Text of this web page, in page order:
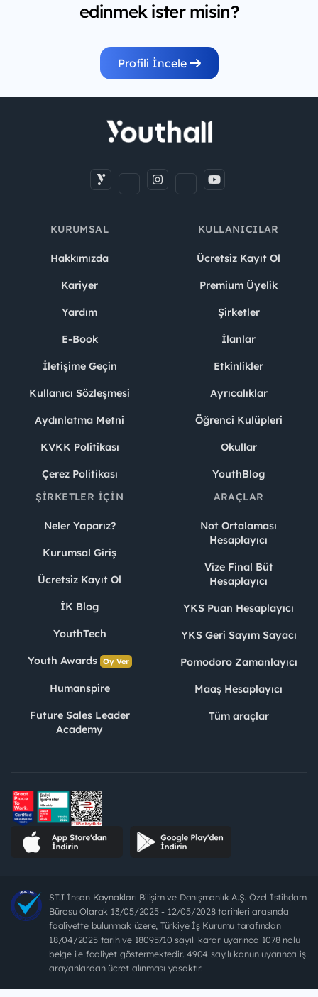
edinmek ister misin?
Profili İncele
KURUMSAL
Hakkımızda
Kariyer
Yardım
E-Book
İletişime Geçin
Kullanıcı Sözleşmesi
Aydınlatma Metni
KVKK Politikası
Çerez Politikası
KULLANICILAR
Ücretsiz Kayıt Ol
Premium Üyelik
Şirketler
İlanlar
Etkinlikler
Ayrıcalıklar
Öğrenci Kulüpleri
Okullar
YouthBlog
ŞIRKETLER İÇIN
Neler Yaparız?
Kurumsal Giriş
Ücretsiz Kayıt Ol
İK Blog
YouthTech
Youth Awards Oy Ver
Humanspire
Future Sales Leader
Academy
ARAÇLAR
Not Ortalaması
Hesaplayıcı
Vize Final Büt
Hesaplayıcı
YKS Puan Hesaplayıcı
YKS Geri Sayım Sayacı
Pomodoro Zamanlayıcı
Maaş Hesaplayıcı
Tüm araçlar
STJ İnsan Kaynakları Bilişim ve Danışmanlık A.Ş. Özel İstihdam
Bürosu Olarak 13/05/2025 - 12/05/2028 tarihleri arasında
faaliyette bulunmak üzere, Türkiye İş Kurumu tarafından
18/04/2025 tarih ve 18095710 sayılı karar uyarınca 1078 nolu
belge ile faaliyet göstermektedir. 4904 sayılı kanun uyarınca iş
arayanlardan ücret alınması yasaktır.